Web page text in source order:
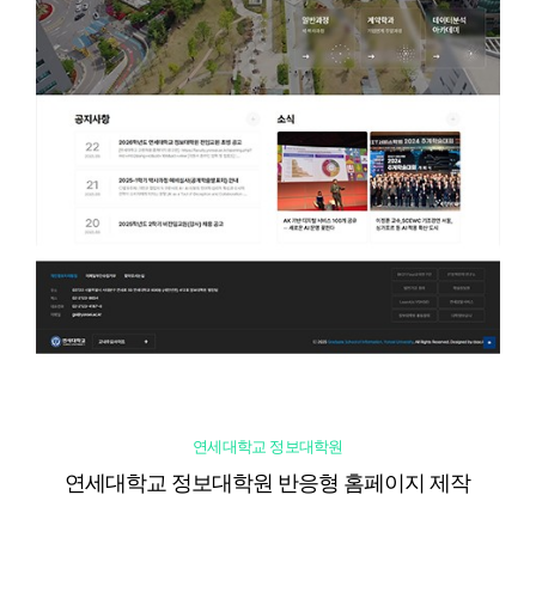
연세대학교 정보대학원
연세대학교 정보대학원 반응형 홈페이지 제작